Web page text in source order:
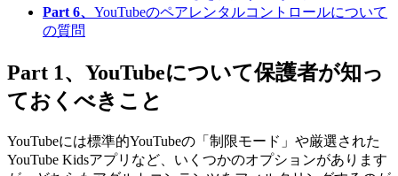
Part 6、 YouTubeのペアレンタルコントロールについて
の質問
Part 1、YouTubeについて保護者が知っ
ておくべきこと
YouTubeには標準的YouTubeの「制限モード」や厳選された
YouTube Kidsアプリなど、いくつかのオプションがあります